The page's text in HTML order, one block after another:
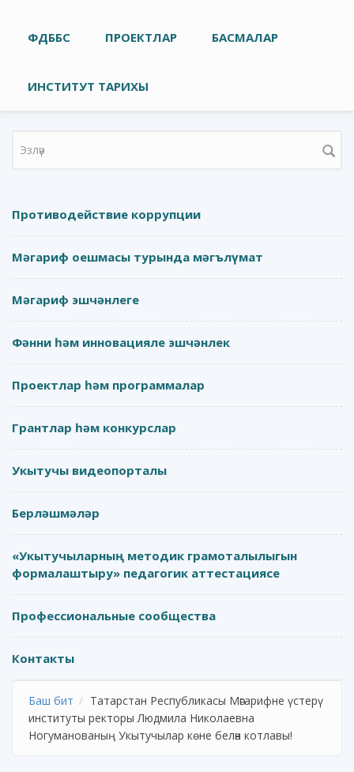
ФДББС ПРОЕКТЛАР БАСМАЛАР
ИНСТИТУТ ТАРИХЫ
Search form
Противодействие коррупции
Мәгариф оешмасы турында мәгълүмат
Мәгариф эшчәнлеге
Фәнни һәм инновацияле эшчәнлек
Проектлар һәм программалар
Грантлар һәм конкурслар
Укытучы видеопорталы
Берләшмәләр
«Укытучыларның методик грамоталылыгын
формалаштыру» педагогик аттестациясе
Профессиональные сообщества
Контакты
Баш бит
Татарстан Республикасы Мәгарифне үстерү
институты ректоры Людмила Николаевна
Ногуманованың Укытучылар көне белән котлавы!